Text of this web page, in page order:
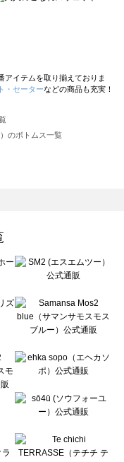
アイテムを取り揃えておりま
・セーターなどの商品も充実！
のボトムス一覧
スモス）のボトムス一覧
トムス一覧
覧